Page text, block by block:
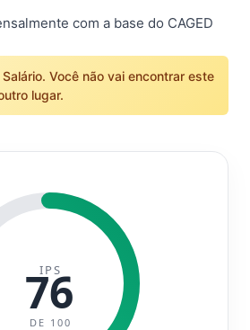
com a base do CAGED
Você não vai encontrar este
lugar.
IPS
76
DE 100